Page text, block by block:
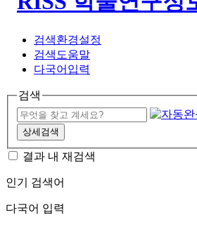
검색환경설정
검색도움말
다국어입력
검색
상세검색
결과 내 재검색
인기 검색어
다국어 입력